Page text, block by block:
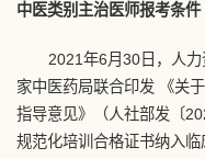
中医类别主治医师报考条件
2021年6月30日，人
家中医药局联合印发 《关
指导意见》（人社部发〔
规范化培训合格证书纳入